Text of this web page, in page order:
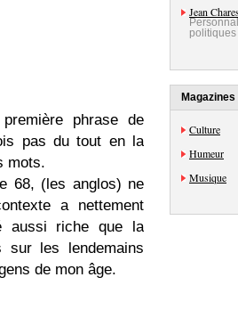
phrase de
pas du tout en la
mots.
68, (les anglos) ne
a nettement
aussi riche que la
sur les lendemains
de mon âge.
Jean
politiques
Magazines
Culture
Humeur
Musique